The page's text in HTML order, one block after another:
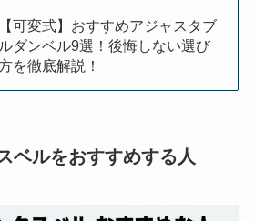
【可変式】おすすめアジャスタブ
ルダンベル9選！後悔しない選び
を徹底解説！
ベルをおすすめする人